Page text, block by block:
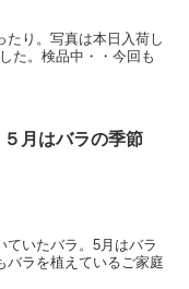
たり。写真は本日入荷し
た。検品中・・今回も
月はバラの季節
ていたバラ。5月はバラ
バラを植えているご家庭